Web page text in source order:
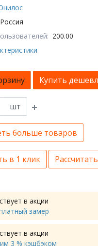
Россия
200.00
Купить
шт
больше товаров
в 1 клик
в акции
замер
в акции
3 % кэшбэком